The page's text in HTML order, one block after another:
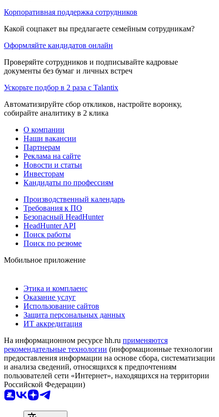
Корпоративная поддержка сотрудников
Какой соцпакет вы предлагаете семейным сотрудникам?
Оформляйте кандидатов онлайн
Проверяйте сотрудников и подписывайте кадровые
документы без бумаг и личных встреч
Ускорьте подбор в 2 раза с Talantix
Автоматизируйте сбор откликов, настройте воронку,
собирайте аналитику в 2 клика
О компании
Наши вакансии
Партнерам
Реклама на сайте
Новости и статьи
Инвесторам
Кандидаты по профессиям
Производственный календарь
Требования к ПО
Безопасный HeadHunter
HeadHunter API
Поиск работы
Поиск по резюме
Мобильное приложение
Этика и комплаенс
Оказание услуг
Использование сайтов
Защита персональных данных
ИТ аккредитация
На информационном ресурсе hh.ru применяются
рекомендательные технологии (информационные технологии
предоставления информации на основе сбора, систематизации
и анализа сведений, относящихся к предпочтениям
пользователей сети «Интернет», находящихся на территории
Российской Федерации)